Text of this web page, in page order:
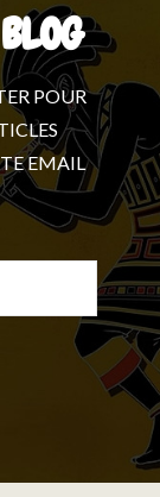
POUR
EMAIL